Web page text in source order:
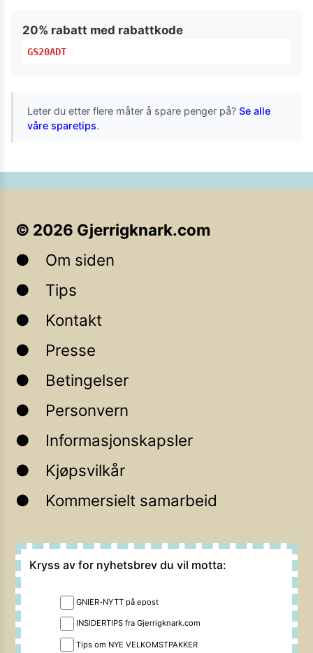
20% rabatt med rabattkode
GS20ADT
Leter du etter flere måter å spare penger på? Se alle
våre sparetips.
© 2026 Gjerrigknark.com
Om siden
Tips
Kontakt
Presse
Betingelser
Personvern
Informasjonskapsler
Kjøpsvilkår
Kommersielt samarbeid
Kryss av for nyhetsbrev du vil motta:
GNIER-NYTT på epost
INSIDERTIPS fra Gjerrigknark.com
Tips om NYE VELKOMSTPAKKER